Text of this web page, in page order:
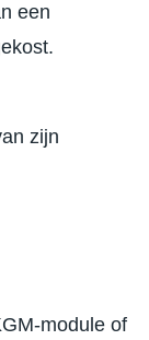
een
zijn
module of